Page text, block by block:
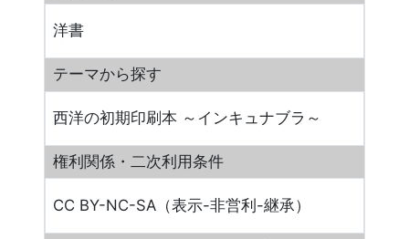
洋書
テーマから探す
西洋の初期印刷本 ～インキュナブラ～
権利関係・二次利用条件
CC BY-NC-SA（表示-非営利-継承）